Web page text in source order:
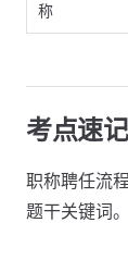
称
考点速记
职称聘任流
题干关键词。